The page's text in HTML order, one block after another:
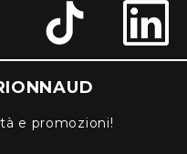
e promozioni!